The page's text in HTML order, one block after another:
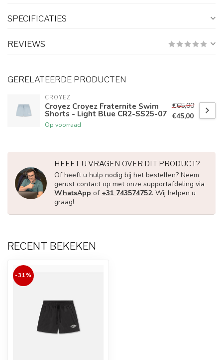
SPECIFICATIES
REVIEWS
GERELATEERDE PRODUCTEN
CROYEZ
Croyez Croyez Fraternite Swim
Shorts - Light Blue CR2-SS25-07
Op voorraad
€65,00
€45,00
HEEFT U VRAGEN OVER DIT PRODUCT?
Of heeft u hulp nodig bij het bestellen? Neem
gerust contact op met onze supportafdeling via
WhatsApp of +31 743574752. Wij helpen u
graag!
RECENT BEKEKEN
-31%